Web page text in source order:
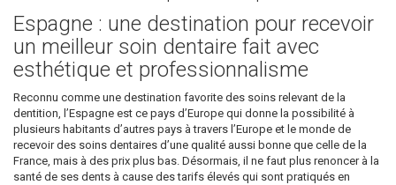
Espagne : une destination pour recevoir
un meilleur soin dentaire fait avec
esthétique et professionnalisme
Reconnu comme une destination favorite des soins relevant de la
dentition, l’Espagne est ce pays d’Europe qui donne la possibilité à
plusieurs habitants d’autres pays à travers l’Europe et le monde de
recevoir des soins dentaires d’une qualité aussi bonne que celle de la
France, mais à des prix plus bas. Désormais, il ne faut plus renoncer à la
santé de ses dents à cause des tarifs élevés qui sont pratiqués en